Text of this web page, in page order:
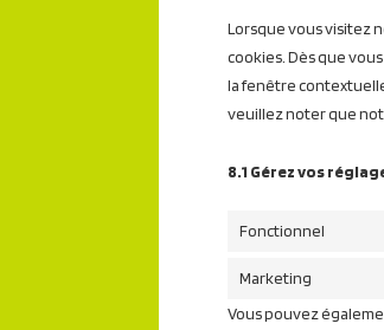
Lorsque vous visitez
cookies. Dès que
la fenêtre
veuillez noter que
8.1 Gérez vos
Fonctionnel
Marketing
Vous pouvez